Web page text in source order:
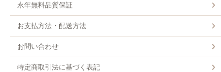
永年無料品質保証
お支払方法・配送方法
お問い合わせ
特定商取引法に基づく表記